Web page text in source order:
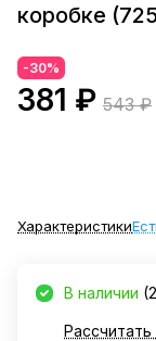
коробке
-30%
381 ₽ 543 ₽
Характеристики
В наличии